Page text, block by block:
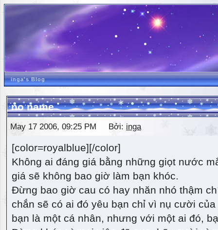
inga's Blog
no name
May 17 2006, 09:25 PM Bởi: inga
[color=royalblue][/color]
Không ai đáng giá bằng những giọt nước
giá sẽ không bao giờ làm bạn khóc.
Đừng bao giờ cau có hay nhăn nhó thậm
chắn sẽ có ai đó yêu bạn chỉ vì nụ cười
bạn là một cá nhân, nhưng với một ai đó,